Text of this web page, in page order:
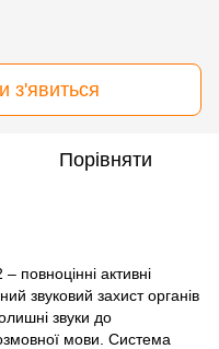
з'явиться
Порівняти
повноцінні активні
звуковий захист органів
звуки до
мови. Система